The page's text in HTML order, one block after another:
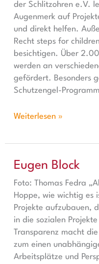
der Schlitzohren e.V.
Augenmerk auf
und direkt helfen.
Recht steps for
besichtigen. Über
werden an
gefördert. Besonders
Schutzengel-
Weiterlesen »
Eugen Block
Foto: Thomas Fedra
Hoppe, wie wichtig es
Projekte aufzubauen,
in die sozialen
Transparenz macht
zum einen
Arbeitsplätze und
Eugen Block